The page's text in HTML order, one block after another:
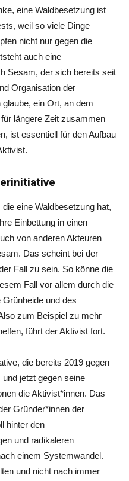
eine Waldbesetzung ist
weil so viele Dinge
nicht nur gegen die
auch eine
Sesam, der sich bereits seit
Organisation der
ein Ort, an dem
längere Zeit zusammen
ist essentiell für den Aufbau
eine Waldbesetzung hat,
Einbettung in einen
von anderen Akteuren
Das scheint bei der
Fall zu sein. So könne die
Fall vor allem durch die
und des
zum Beispiel zu mehr
führt der Aktivist fort.
die bereits 2019 gegen
jetzt gegen seine
die Aktivist*innen. Das
Gründer*innen der
hinter den
und radikaleren
einem Systemwandel.
und nicht nach immer